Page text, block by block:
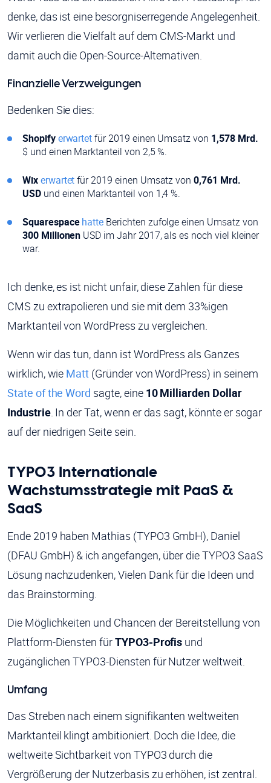
denke, das ist eine besorgniserregende Angelegenheit.
Wir verlieren die Vielfalt auf dem CMS-Markt und
damit auch die Open-Source-Alternativen.
Finanzielle Verzweigungen
Bedenken Sie dies:
Shopifyerwartetfür 2019 einen Umsatz von 1,578 Mrd.
$ und einen Marktanteil von 2,5 %.
Wixerwartetfür 2019 einen Umsatz von0,761 Mrd.
USDund einen Marktanteil von 1,4 %.
Squarespace hatte Berichten zufolge einen Umsatz von
300 Millionen USD im Jahr 2017, als es noch viel kleiner
war.
Ich denke, es ist nicht unfair, diese Zahlen für diese
CMS zu extrapolieren und sie mit dem 33%igen
Marktanteil von WordPress zu vergleichen.
Wenn wir das tun, dann ist WordPress als Ganzes
wirklich, wie Matt (Gründer von WordPress) in seinem
State of the Word sagte, eine 10 Milliarden Dollar
Industrie. In der Tat, wenn er das sagt, könnte er sogar
auf der niedrigen Seite sein.
TYPO3 Internationale
Wachstumsstrategie mit PaaS &
SaaS
Ende 2019 haben Mathias (TYPO3 GmbH), Daniel
(DFAU GmbH) & ich angefangen, über die TYPO3 SaaS
Lösung nachzudenken, Vielen Dank für die Ideen und
das Brainstorming.
Die Möglichkeiten und Chancen der Bereitstellung von
Plattform-Diensten fürTYPO3-Profis und
zugänglichen TYPO3-Diensten für Nutzer weltweit.
Umfang
Das Streben nach einem signifikanten weltweiten
Marktanteil klingt ambitioniert. Doch die Idee, die
weltweite Sichtbarkeit von TYPO3 durch die
Vergrößerung der Nutzerbasis zu erhöhen, ist zentral.